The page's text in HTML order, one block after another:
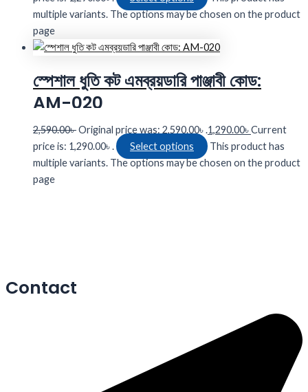
multiple variants. The options may be chosen on the product
page
স্পেশাল ধুতি কট এমব্রয়ডারি পাঞ্জাবী কোড:
AM-020
2,590.00৳Original price was: 2,590.00৳ .1,290.00৳Current
price is: 1,290.00৳ .
Select options
This product has
multiple variants. The options may be chosen on the product
page
Contact